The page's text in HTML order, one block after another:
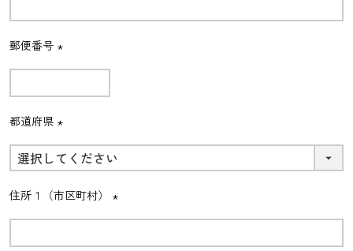
郵便番号
(必
都道府県
(必
須)
住所１（市区町村）
(必